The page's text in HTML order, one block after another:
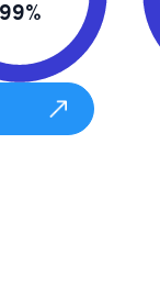
99%